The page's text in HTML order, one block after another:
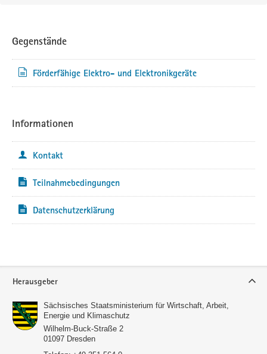
Gegenstände
Förderfähige Elektro- und Elektronikgeräte
Informationen
Kontakt
Teilnahmebedingungen
Datenschutzerklärung
Herausgeber
Sächsisches Staatsministerium für Wirtschaft, Arbeit,
Energie und Klimaschutz
Wilhelm-Buck-Straße 2
01097 Dresden